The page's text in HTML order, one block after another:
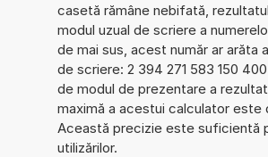
casetă rămâne nebifată,
modul uzual de scriere a
de mai sus, acest număr ar arăta
de scriere: 2 394 271 583 150
de modul de prezentare a
maximă a acestui calculator este
Această precizie este suficientă
utilizărilor.